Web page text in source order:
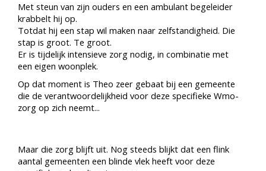
Met steun van zijn ouders en een ambulant begeleider
krabbelt hij op.
Totdat hij een stap wil maken naar zelfstandigheid. Die
stap is groot. Te groot.
Er is tijdelijk intensieve zorg nodig, in combinatie met
een eigen woonplek.
Op dat moment is Theo zeer gebaat bij een gemeente
die de verantwoordelijkheid voor deze specifieke Wmo-
zorg op zich neemt...
Maar die zorg blijft uit. Nog steeds blijkt dat een flink
aantal gemeenten een blinde vlek heeft voor deze